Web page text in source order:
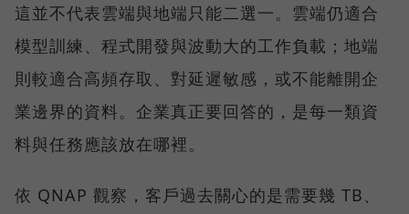
這並不代表雲端與地端只能二選一。雲端仍適合
模型訓練、程式開發與波動大的工作負載；地端
則較適合高頻存取、對延遲敏感，或不能離開企
業邊界的資料。企業真正要回答的，是每一類資
料與任務應該放在哪裡。
依 QNAP 觀察，客戶過去關心的是需要幾 TB、